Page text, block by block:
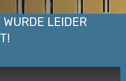
LEIDER